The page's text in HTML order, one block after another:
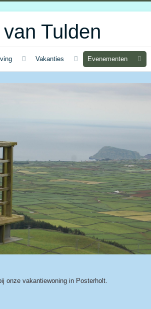
Tulden
Vakanties Evenementen
onze vakantiewoning in Posterholt.